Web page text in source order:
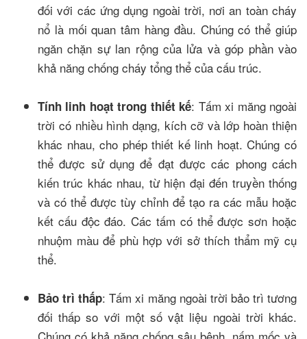
đối với các ứng dụng ngoài trời, nơi an toàn cháy
nổ là mối quan tâm hàng đầu. Chúng có thể giúp
ngăn chặn sự lan rộng của lửa và góp phần vào
khả năng chống cháy tổng thể của cấu trúc.
Tính linh hoạt trong thiết kế: Tấm xi măng ngoài
trời có nhiều hình dạng, kích cỡ và lớp hoàn thiện
khác nhau, cho phép thiết kế linh hoạt. Chúng có
thể được sử dụng để đạt được các phong cách
kiến trúc khác nhau, từ hiện đại đến truyền thống
và có thể được tùy chỉnh để tạo ra các mẫu hoặc
kết cấu độc đáo. Các tấm có thể được sơn hoặc
nhuộm màu để phù hợp với sở thích thẩm mỹ cụ
thể.
Bảo trì thấp: Tấm xi măng ngoài trời bảo trì tương
đối thấp so với một số vật liệu ngoài trời khác.